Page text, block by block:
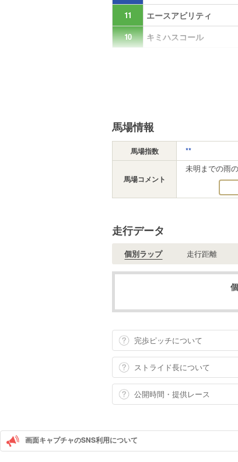
11 エースアビリティ
10 キミハスコール
馬場情報
馬場指数 **
馬場コメント
未明までの雨
走行データ
個別ラップ 走行距離
完歩ピッチについて
ストライド長について
公開時間・提供レース
画面キャプチャのSNS利用について